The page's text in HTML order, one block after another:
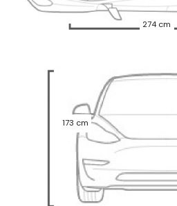
274 cm
173 cm